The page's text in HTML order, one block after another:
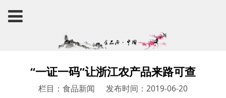
“一证一码”让浙江农产品来路可查
栏目：食品新闻
发布时间：2019-06-20